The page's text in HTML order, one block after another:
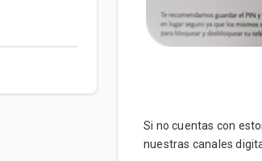
Si no cuentas con
nuestras canales